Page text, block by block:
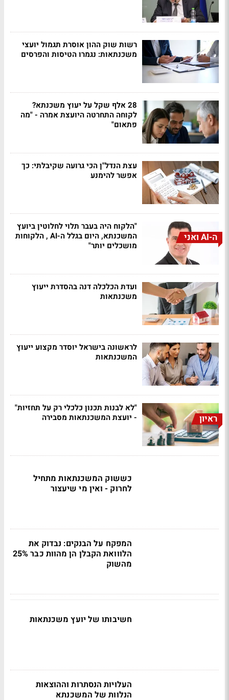
רשות שוק ההון אוסרת תגמול יועצי
משכנתאות: נגמרו הטיסות והפרסים
28 אלף שקל על יעוץ משכנתא?
לקוחה התחרטה היועצת אמרה - "מה
פתאום"
עצת הנדל"ן הכי גרועה שקיבלתי: כך
אפשר להימנע
ה-AI ואני
"הלקוח היה בעבר תלוי לחלוטין ביועץ
המשכנתא, היום בגלל ה-AI , הלקוחות
מושכלים יותר"
ועדת הכלכלה דנה בהסדרת ייעוץ
משכנתאות
לראשונה בישראל יוסדר מקצוע ייעוץ
המשכנתאות
ראיון
"לא לבנות תכנון כלכלי רק על תחזיות"
- יועצת המשכנתאות מסבירה
כששוק המשכנתאות מתחיל
לחרוק - ואין מי שיעצור
המפקח על הבנקים: נבדוק את
הלווואת הקבלן הן מהוות כבר 25%
מהשוק
חשיבותו של יועץ משכנתאות
העלויות הנסתרות וההוצאות
הנלוות של המשכנתא